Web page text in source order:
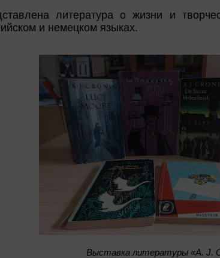
литература о жизни и
и немецком языках.
Bыставка литературы «A. J.